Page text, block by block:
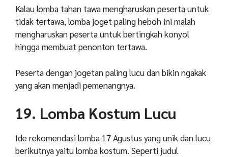
Kalau lomba tahan tawa mengharuskan peserta untuk
tidak tertawa, lomba joget paling heboh ini malah
mengharuskan peserta untuk bertingkah konyol
hingga membuat penonton tertawa.
Peserta dengan jogetan paling lucu dan bikin ngakak
yang akan menjadi pemenangnya.
19. Lomba Kostum Lucu
Ide rekomendasi lomba 17 Agustus yang unik dan lucu
berikutnya yaitu lomba kostum. Seperti judul